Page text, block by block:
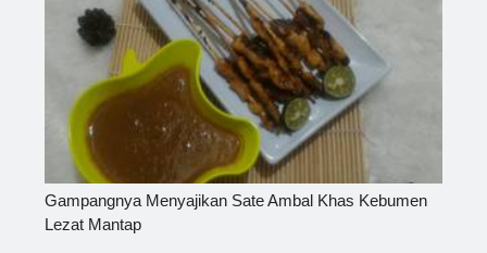
Gampangnya Menyajikan Sate Ambal Khas Kebumen
Lezat Mantap